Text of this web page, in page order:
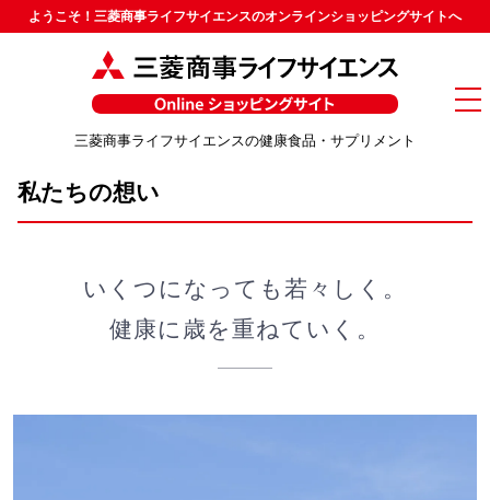
ようこそ！三菱商事ライフサイエンスのオンラインショッピングサイトへ
三菱商事ライフサイエンスの健康食品・サプリメント
メ
ニ
私たちの想い
いくつになっても若々しく。
健康に歳を重ねていく。